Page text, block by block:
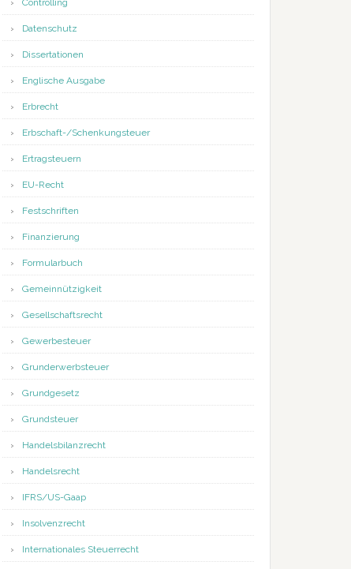
Controlling
Datenschutz
Dissertationen
Englische Ausgabe
Erbrecht
Erbschaft-/Schenkungsteuer
Ertragsteuern
EU-Recht
Festschriften
Finanzierung
Formularbuch
Gemeinnützigkeit
Gesellschaftsrecht
Gewerbesteuer
Grunderwerbsteuer
Grundgesetz
Grundsteuer
Handelsbilanzrecht
Handelsrecht
IFRS/US-Gaap
Insolvenzrecht
Internationales Steuerrecht